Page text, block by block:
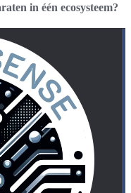
in één ecosysteem?